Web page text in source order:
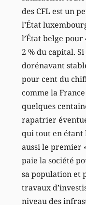
des CFL est un
l’État
l’État belge
2 % du capital.
dorénavant
pour cent du
comme la
quelques
rapatrier
qui tout en
aussi le premier
paie la société
sa population et
travaux
niveau des